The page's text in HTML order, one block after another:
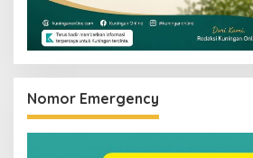
Nomor Emergency